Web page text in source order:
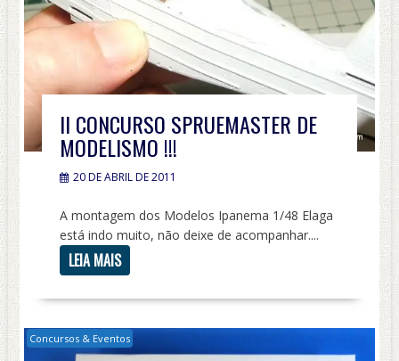
II CONCURSO SPRUEMASTER DE
MODELISMO !!!
20 DE ABRIL DE 2011
A montagem dos Modelos Ipanema 1/48 Elaga
está indo muito, não deixe de acompanhar....
LEIA MAIS
Concursos & Eventos